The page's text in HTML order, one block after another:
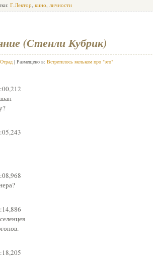
Г.Лектор, кино, личности
(Стенли Кубрик)
Отрад | Размещено в: Встретилось мельком про "это"